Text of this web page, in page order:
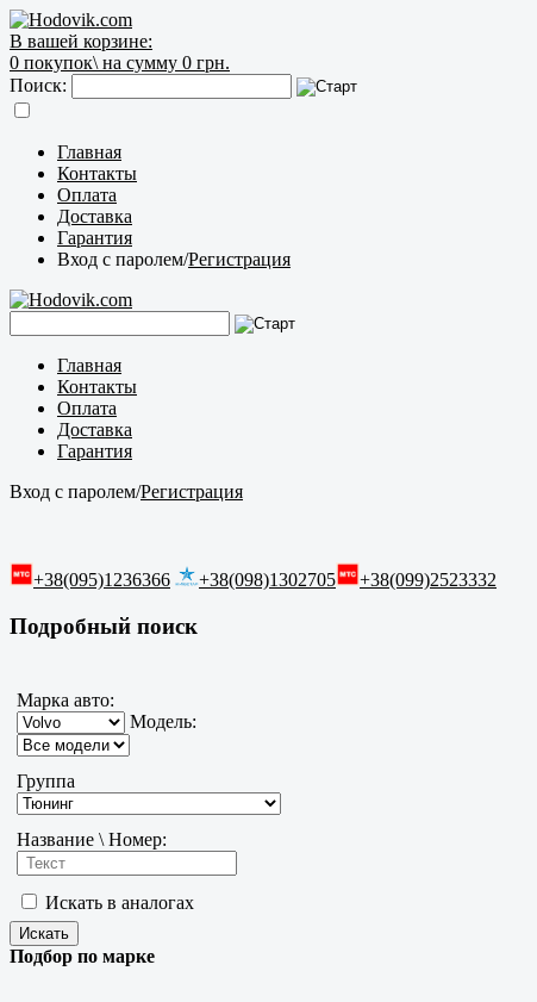
В вашей корзине:
0 покупок\ на сумму 0 грн.
Поиск:
Главная
Контакты
Оплата
Доставка
Гарантия
Вход с паролем/Регистрация
Главная
Контакты
Оплата
Доставка
Гарантия
Вход с паролем/Регистрация
+38(095)1236366 +38(098)1302705 +38(099)2523332
Подробный поиск
Марка авто:
Модель:
Группа
Название \ Номер:
Искать в аналогах
Подбор по марке